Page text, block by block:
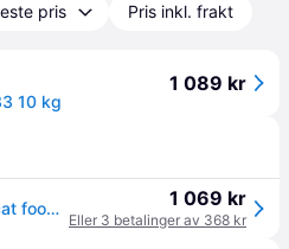
pris Pris inkl. frakt
10 kg
1 089 kr
Royal Canin Sensible - dry cat food - 10 kg 1 069 kr
Eller 3 betalinger av 368 kr